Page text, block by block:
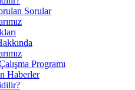
Sorular
Programı
Haberler